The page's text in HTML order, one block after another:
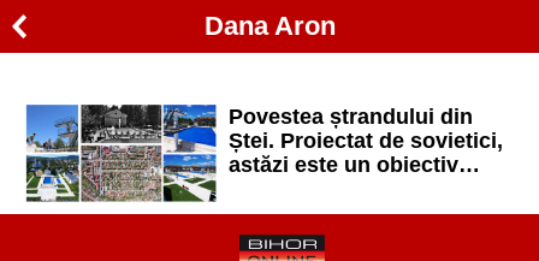
Dana Aron
Povestea ștrandului din
Ștei. Proiectat de sovietici,
astăzi este un obiectiv
europene